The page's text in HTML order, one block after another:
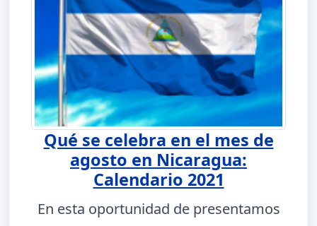
Qué se celebra en el mes de
agosto en Nicaragua:
Calendario 2021
En esta oportunidad de presentamos